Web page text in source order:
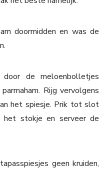
doormidden en was de
de meloenbolletjes
Rijg vervolgens
het spiesje. Prik tot slot
het stokje en serveer de
geen kruiden,